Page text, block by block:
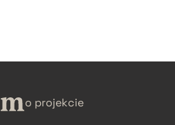
o projekcie